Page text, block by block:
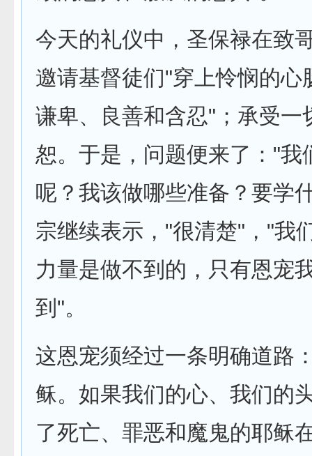
今天的礼仪中，圣保禄在致
邀请基督徒们"穿上怜悯的心
谦卑、良善和含忍"；承受一
恕。于是，问题便来了："我
呢？我该做哪些准备？要学
宗继续表示，"很清楚"，"我
力量是做不到的，只有恩宠
到"。
这恩宠须经过一条明确道路
稣。如果我们的心、我们的
了死亡、罪恶和魔鬼的耶稣